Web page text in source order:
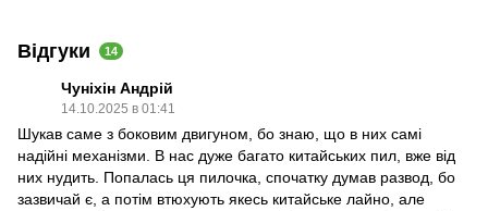
Відгуки 14
Чуніхін Андрій
14.10.2025 в 01:41
Шукав саме з боковим двигуном, бо знаю, що в них самі
надійні механізми. В нас дуже багато китайських пил, вже від
них нудить. Попалась ця пилочка, спочатку думав развод, бо
зазвичай є, а потім втюхують якесь китайське лайно, але